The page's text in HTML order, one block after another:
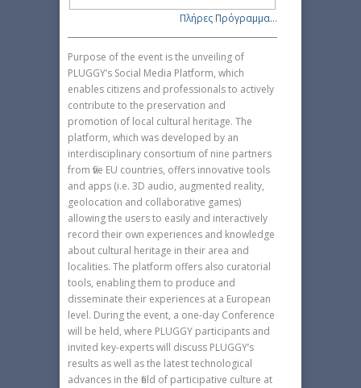
Πλήρες Πρόγραμμα...
Purpose of the event is the unveiling of
PLUGGY’s Social Media Platform, which
enables citizens and professionals to actively
contribute to the preservation and
promotion of local cultural heritage. The
platform, which was developed by an
interdisciplinary consortium of nine partners
from five EU countries, offers innovative tools
and apps (i.e. 3D audio, augmented reality,
geolocation and collaborative games)
allowing the users to easily and interactively
record their own experiences and knowledge
about cultural heritage in their area and
localities. The platform offers also curatorial
tools, enabling them to produce and
disseminate their experiences at a European
level. During the event, a one-day Conference
will be held, where PLUGGY participants and
invited key-experts will discuss PLUGGY’s
results as well as the latest technological
advances in the field of participative culture at